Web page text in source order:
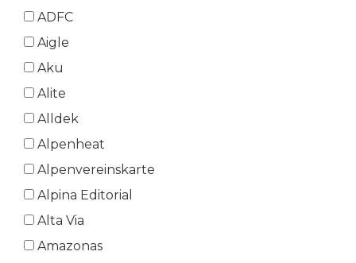
ADFC
Aigle
Aku
Alite
Alldek
Alpenheat
Alpenvereinskarte
Alpina Editorial
Alta Via
Amazonas